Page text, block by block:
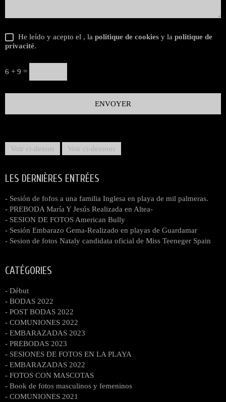
He leído y acepto el , la politique de cookies y la politique de
privacité.
6 + 9 =
Voir ci-dessus Voir ci-dessous
LES DERNIÈRES ENTRÉES
- Sesión de fofos a una familia Inglesa en playa de mil palmeras.
- PREBODA María Y Jesús Realizada en Altea-
- SESION DE FOTOS American Bully
- Sesión Embarazo Gema-Realizado en playas de Guardamar
- Sesion de fotos Nataly candidata oficial de Miss Teeneger Spain
CATÉGORIES
- Début
- BODAS 2022
- POST BODAS 2022
- COMUNIONES 2022
- EMBARAZADAS 2023
- PREBODAS 2023
- SESIONES DE FOTOS EN LA PLAYA
- EMBARAZADAS 2022
- FOTOS CON MASCOTAS
- Book de fotos masculinos y femeninos
- COMUNIONES 2021